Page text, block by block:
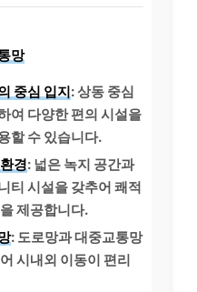
망
중심 입지: 상동 중심
여 다양한 편의 시설을
할 수 있습니다.
경: 넓은 녹지 공간과
티 시설을 갖추어 쾌적
제공합니다.
: 도로망과 대중교통망
시내외 이동이 편리